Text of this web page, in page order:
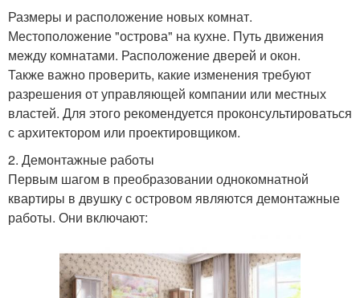
Размеры и расположение новых комнат.
Местоположение "острова" на кухне. Путь движения
между комнатами. Расположение дверей и окон.
Также важно проверить, какие изменения требуют
разрешения от управляющей компании или местных
властей. Для этого рекомендуется проконсультироваться
с архитектором или проектировщиком.
2. Демонтажные работы
Первым шагом в преобразовании однокомнатной
квартиры в двушку с островом являются демонтажные
работы. Они включают: